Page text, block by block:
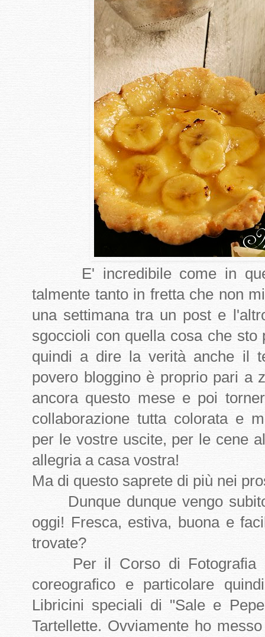
E' incredibile come in
talmente tanto in fretta che non
una settimana tra un post e
sgoccioli con quella cosa che
quindi a dire la verità anche il
povero bloggino è proprio pari a
ancora questo mese e poi
collaborazione tutta colorata e
per le vostre uscite, per le cene
allegria a casa vostra!
Ma di questo saprete di più nei
Dunque dunque vengo
oggi! Fresca, estiva, buona e
trovate?
Per il Corso di Fotografia
coreografico e particolare
Libricini speciali di "Sale e
Tartellette. Ovviamente ho